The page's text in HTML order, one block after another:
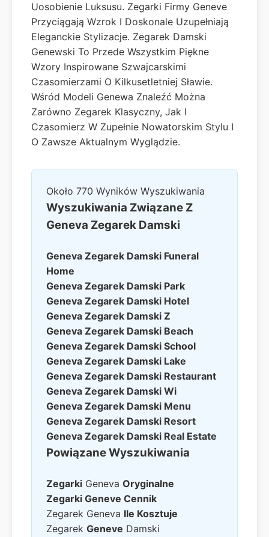
Uosobienie Luksusu. Zegarki Firmy Geneve
Przyciągają Wzrok I Doskonale Uzupełniają
Eleganckie Stylizacje. Zegarek Damski
Genewski To Przede Wszystkim Piękne
Wzory Inspirowane Szwajcarskimi
Czasomierzami O Kilkusetletniej Sławie.
Wśród Modeli Genewa Znaleźć Można
Zarówno Zegarek Klasyczny, Jak I
Czasomierz W Zupełnie Nowatorskim Stylu I
O Zawsze Aktualnym Wyglądzie.
Około 770 Wyników Wyszukiwania
Wyszukiwania Związane Z
Geneva Zegarek Damski
Geneva Zegarek Damski Funeral
Home
Geneva Zegarek Damski Park
Geneva Zegarek Damski Hotel
Geneva Zegarek Damski Z
Geneva Zegarek Damski Beach
Geneva Zegarek Damski School
Geneva Zegarek Damski Lake
Geneva Zegarek Damski Restaurant
Geneva Zegarek Damski Wi
Geneva Zegarek Damski Menu
Geneva Zegarek Damski Resort
Geneva Zegarek Damski Real Estate
Powiązane Wyszukiwania
Zegarki Geneva Oryginalne
Zegarki Geneve Cennik
Zegarek Geneva Ile Kosztuje
Zegarek Geneve Damski